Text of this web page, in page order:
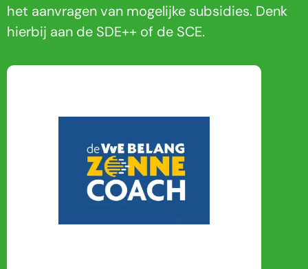
het aanvragen van mogelijke subsidies. Denk
hierbij aan de SDE++ of de SCE.